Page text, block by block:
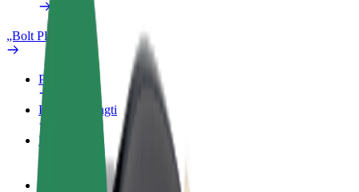
„Bolt Plus“
Privalumai
Kaip prisijungti
DUK